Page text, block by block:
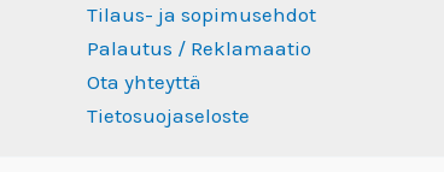
Tilaus- ja sopimusehdot
Palautus / Reklamaatio
Ota yhteyttä
Tietosuojaseloste